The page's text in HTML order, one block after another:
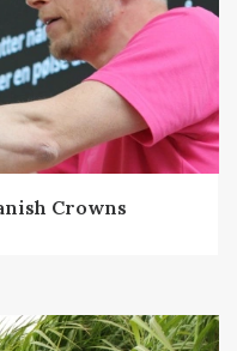
Crowns